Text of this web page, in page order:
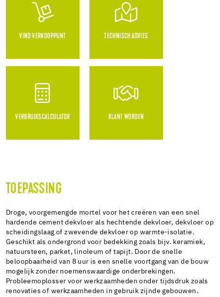
VIND VERKOOPPUNT TECHNISCH ADVIES
VERBRUIKSCALCULATOR KLANT WORDEN
TOEPASSING
Droge, voorgemengde mortel voor het creëren van een snel
hardende cement dekvloer als hechtende dekvloer, dekvloer op
scheidingslaag of zwevende dekvloer op warmte-isolatie.
Geschikt als ondergrond voor bedekking zoals bijv. keramiek,
natuursteen, parket, linoleum of tapijt. Door de snelle
beloopbaarheid van 8 uur is een snelle voortgang van de bouw
mogelijk zonder noemenswaardige onderbrekingen.
Probleemoplosser voor werkzaamheden onder tijdsdruk zoals
renovaties of werkzaamheden in gebruik zijnde gebouwen.